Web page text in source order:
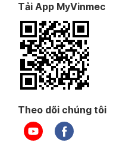
Tải App MyVinmec
Theo dõi chúng tôi